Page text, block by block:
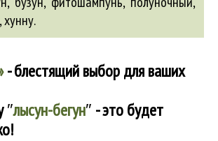
, хунну.
- блестящий выбор для ваших
″лысун-бегун″ - это будет